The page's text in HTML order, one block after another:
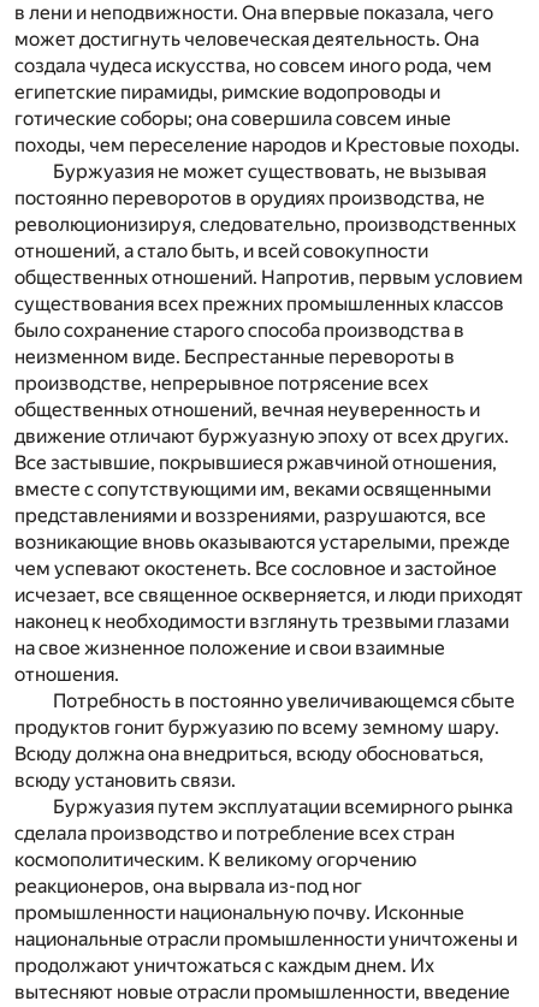
в лени и неподвижности. Она впервые показала, чего
может достигнуть человеческая деятельность. Она
создала чудеса искусства, но совсем иного рода, чем
египетские пирамиды, римские водопроводы и
готические соборы; она совершила совсем иные
походы, чем переселение народов и Крестовые походы.
Буржуазия не может существовать, не вызывая
постоянно переворотов в орудиях производства, не
революционизируя, следовательно, производственных
отношений, а стало быть, и всей совокупности
общественных отношений. Напротив, первым условием
существования всех прежних промышленных классов
было сохранение старого способа производства в
неизменном виде. Беспрестанные перевороты в
производстве, непрерывное потрясение всех
общественных отношений, вечная неуверенность и
движение отличают буржуазную эпоху от всех других.
Все застывшие, покрывшиеся ржавчиной отношения,
вместе с сопутствующими им, веками освященными
представлениями и воззрениями, разрушаются, все
возникающие вновь оказываются устарелыми, прежде
чем успевают окостенеть. Все сословное и застойное
исчезает, все священное оскверняется, и люди приходят
наконец к необходимости взглянуть трезвыми глазами
на свое жизненное положение и свои взаимные
отношения.
Потребность в постоянно увеличивающемся сбыте
продуктов гонит буржуазию по всему земному шару.
Всюду должна она внедриться, всюду обосноваться,
всюду установить связи.
Буржуазия путем эксплуатации всемирного рынка
сделала производство и потребление всех стран
космополитическим. К великому огорчению
реакционеров, она вырвала из-под ног
промышленности национальную почву. Исконные
национальные отрасли промышленности уничтожены и
продолжают уничтожаться с каждым днем. Их
вытесняют новые отрасли промышленности, введение